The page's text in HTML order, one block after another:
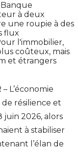
à deux
une roupie à des
flux
l'immobilier,
coûteux, mais
et étrangers
L’économie
résilience et
juin 2026, alors
à stabiliser
l’élan de